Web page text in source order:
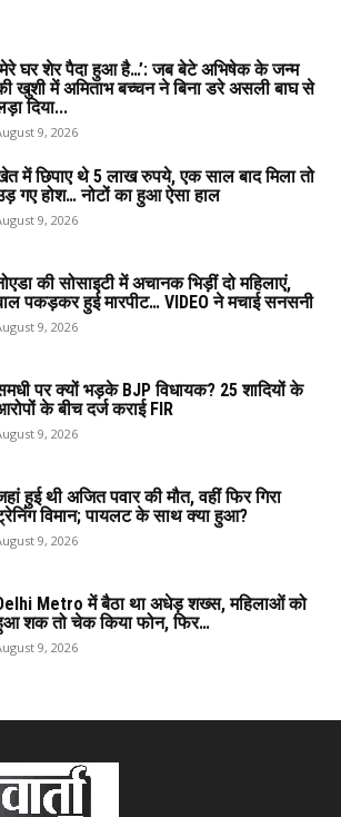
घर शेर पैदा हुआ है…’: जब बेटे अभिषेक के जन्म
खुशी में अमिताभ बच्चन ने बिना डरे असली बाघ से
दिया...
9, 2026
में छिपाए थे 5 लाख रुपये, एक साल बाद मिला तो
गए होश… नोटों का हुआ ऐसा हाल
9, 2026
की सोसाइटी में अचानक भिड़ीं दो महिलाएं,
पकड़कर हुई मारपीट… VIDEO ने मचाई सनसनी
9, 2026
पर क्यों भड़के BJP विधायक? 25 शादियों के
के बीच दर्ज कराई FIR
9, 2026
हुई थी अजित पवार की मौत, वहीं फिर गिरा
विमान; पायलट के साथ क्या हुआ?
9, 2026
Metro में बैठा था अधेड़ शख्स, महिलाओं को
शक तो चेक किया फोन, फिर…
9, 2026